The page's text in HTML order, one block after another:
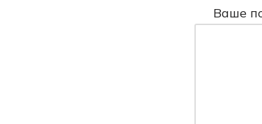
Ваше